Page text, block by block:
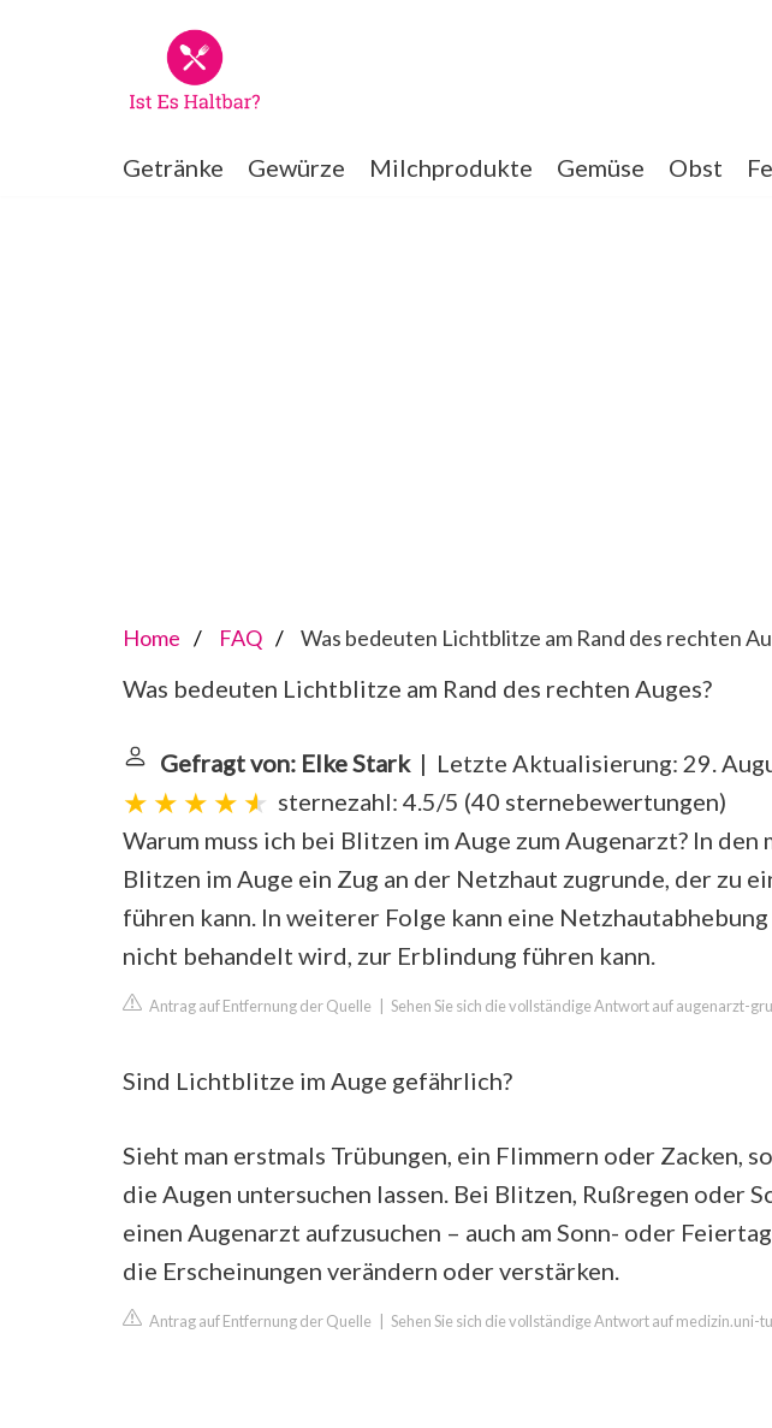
Getränke Gewürze Milchprodukte Gemüse Obst
Home FAQ Was bedeuten Lichtblitze am Rand des rechten
Was bedeuten Lichtblitze am Rand des rechten Auges?
Gefragt von: Elke Stark| Letzte Aktualisierung: 29.
sternezahl: 4.5/5 (40 sternebewertungen)
Warum muss ich bei Blitzen im Auge zum Augenarzt? In
Blitzen im Auge ein Zug an der Netzhaut zugrunde, der zu
führen kann. In weiterer Folge kann eine
nicht behandelt wird, zur Erblindung führen kann.
Antrag auf Entfernung der Quelle Sehen Sie sich die vollständige Antwort auf augenarzt-
Sind Lichtblitze im Auge gefährlich?
Sieht man erstmals Trübungen, ein Flimmern oder Zacken,
die Augen untersuchen lassen. Bei Blitzen, Rußregen oder
einen Augenarzt aufzusuchen – auch am Sonn- oder
die Erscheinungen verändern oder verstärken.
Antrag auf Entfernung der Quelle Sehen Sie sich die vollständige Antwort auf medizin.uni-